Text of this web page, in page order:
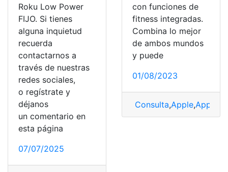
Roku Low Power
FIJO. Si tienes
alguna inquietud
recuerda
contactarnos a
través de nuestras
redes sociales,
o regístrate y
déjanos
un comentario en
esta página
07/07/2025
con funciones de
fitness integradas.
Combina lo mejor
de ambos mundos
y puede
01/08/2023
Consulta,Apple,Apple